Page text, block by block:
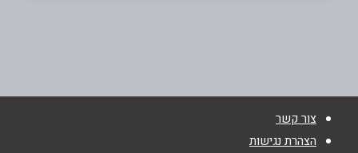
אום אל-פחם
צור קשר
הצהרת נגישות